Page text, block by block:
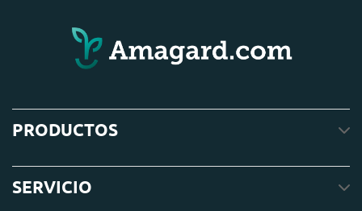
PRODUCTOS
SERVICIO